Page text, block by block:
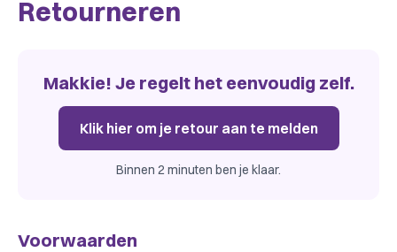
Retourneren
Makkie! Je regelt het eenvoudig zelf.
Klik hier om je retour aan te melden
Binnen 2 minuten ben je klaar.
Voorwaarden